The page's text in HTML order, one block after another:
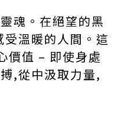
魂。在絕望的黑
溫暖的人間。這
價值 – 即使身處
,從中汲取力量,